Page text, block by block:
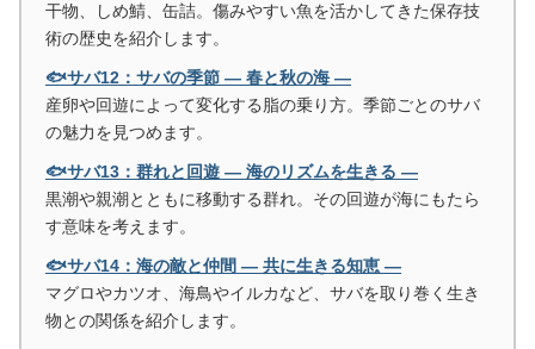
干物、しめ鯖、缶詰。傷みやすい魚を活かしてきた保存技
術の歴史を紹介します。
🐟サバ12：サバの季節 ― 春と秋の海 ―
産卵や回遊によって変化する脂の乗り方。季節ごとのサバ
の魅力を見つめます。
🐟サバ13：群れと回遊 ― 海のリズムを生きる ―
黒潮や親潮とともに移動する群れ。その回遊が海にもたら
す意味を考えます。
🐟サバ14：海の敵と仲間 ― 共に生きる知恵 ―
マグロやカツオ、海鳥やイルカなど、サバを取り巻く生き
物との関係を紹介します。